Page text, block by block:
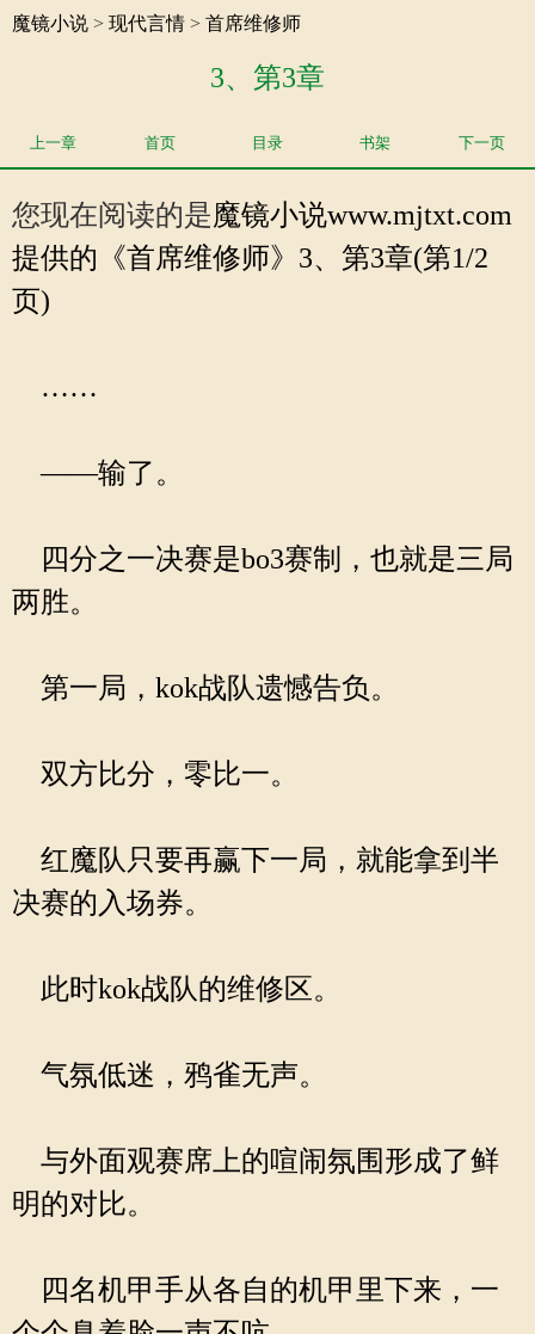
魔镜小说 > 现代言情 > 首席维修师
3、第3章
上一章 首页 目录 书架 下一页
您现在阅读的是魔镜小说www.mjtxt.com
提供的《首席维修师》3、第3章(第1/2
页)
……
——输了。
四分之一决赛是bo3赛制，也就是三局
两胜。
第一局，kok战队遗憾告负。
双方比分，零比一。
红魔队只要再赢下一局，就能拿到半
决赛的入场券。
此时kok战队的维修区。
气氛低迷，鸦雀无声。
与外面观赛席上的喧闹氛围形成了鲜
明的对比。
四名机甲手从各自的机甲里下来，一